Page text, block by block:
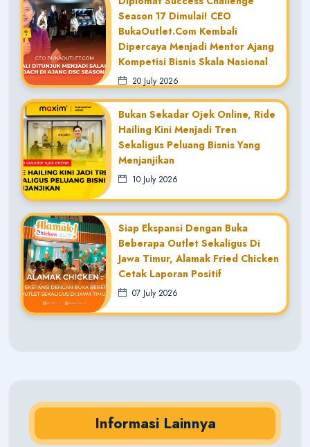
Season 17 Dimulai! CEO
BukaOutlet.com Kembali
Dipercaya Menjadi Mentor Ajang
Kompetisi Bisnis Skala Nasional
20 July 2026
Bukan Sekadar Ojek Online, Ride
Hailing Kini Menjadi Tren
Sekaligus Peluang Bisnis Yang
Menjanjikan
10 July 2026
Siap Ekspansi Dengan Buka
Beberapa Outlet Sekaligus Di
Jawa Timur, Alamak Fried Chicken
Cetak Laporan Positif
07 July 2026
Informasi Lainnya